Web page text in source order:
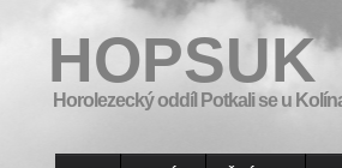
HOPSUK
Horolezecký oddíl Potkali se u